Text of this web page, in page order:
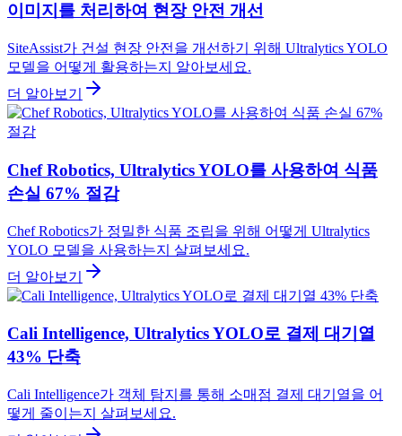
이미지를 처리하여 현장 안전 개선
SiteAssist가 건설 현장 안전을 개선하기 위해 Ultralytics YOLO
모델을 어떻게 활용하는지 알아보세요.
더 알아보기
Chef Robotics, Ultralytics YOLO를 사용하여 식품
손실 67% 절감
Chef Robotics가 정밀한 식품 조립을 위해 어떻게 Ultralytics
YOLO 모델을 사용하는지 살펴보세요.
더 알아보기
Cali Intelligence, Ultralytics YOLO로 결제 대기열
43% 단축
Cali Intelligence가 객체 탐지를 통해 소매점 결제 대기열을 어
떻게 줄이는지 살펴보세요.